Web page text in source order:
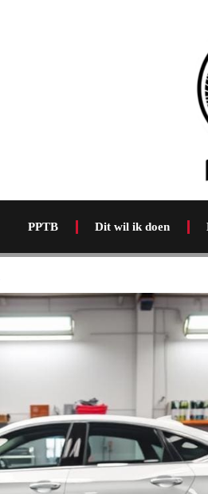
PPTB Dit wil ik doen